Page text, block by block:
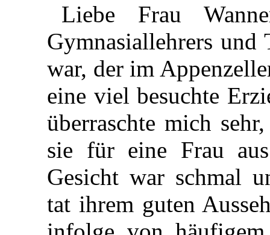
Liebe Frau
Gymnasiallehrers und
war, der im
eine viel besuchte
überraschte mich
sie für eine Frau
Gesicht war schmal
tat ihrem guten